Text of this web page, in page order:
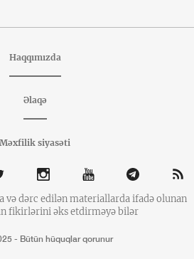
Haqqımızda
Əlaqə
Məxfilik siyasəti
dərc edilən materiallarda ifadə olunan
fikirlərini əks etdirməyə bilər
- Bütün hüquqlar qorunur